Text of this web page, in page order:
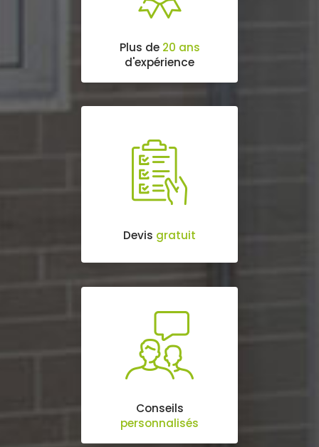
Plus de 20 ans
d'expérience
Devis gratuit
Conseils
personnalisés